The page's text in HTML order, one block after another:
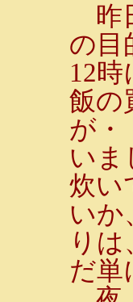
昨
の目
12
飯の
が・
いま
炊い
いか
り
だ単